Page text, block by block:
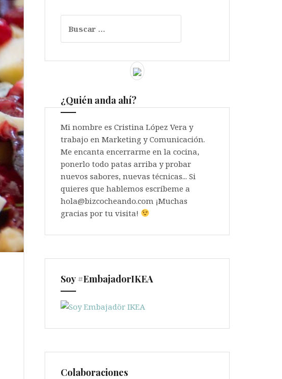
¿Quién anda ahí?
Mi nombre es Cristina López Vera y
trabajo en Marketing y Comunicación.
Me encanta encerrarme en la cocina,
ponerlo todo patas arriba y probar
nuevos sabores, nuevas técnicas... Si
quieres que hablemos escríbeme a
hola@bizcocheando.com ¡Muchas
gracias por tu visita!
Soy #EmbajadorIKEA
Colaboraciones